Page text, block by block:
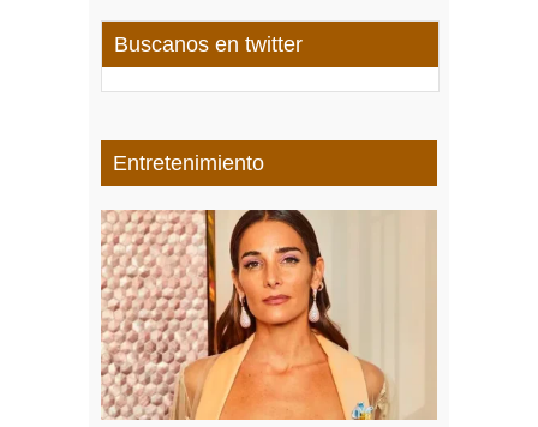
Buscanos en twitter
Entretenimiento